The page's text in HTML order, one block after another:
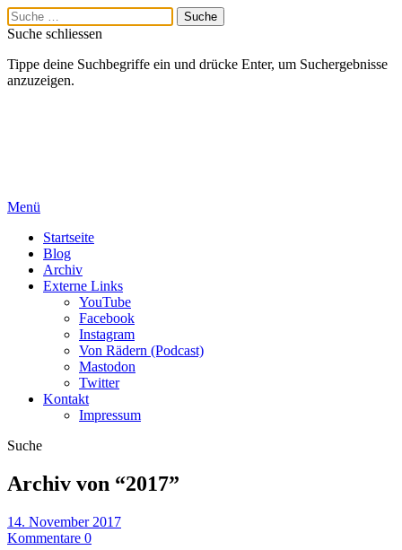
Suche schliessen
Tippe deine Suchbegriffe ein und drücke Enter, um Suchergebnisse
anzuzeigen.
Menü
Startseite
Blog
Archiv
Externe Links
YouTube
Facebook
Instagram
Von Rädern (Podcast)
Mastodon
Twitter
Kontakt
Impressum
Suche
Archiv von “2017”
14. November 2017
Kommentare 0